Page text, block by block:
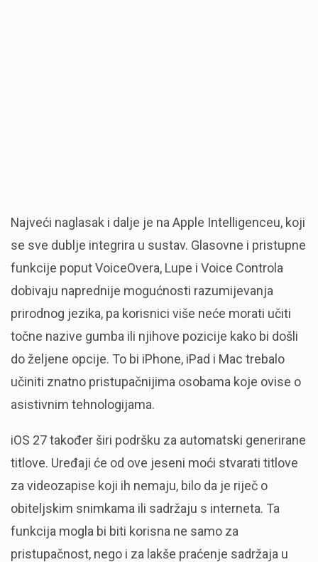
Najveći naglasak i dalje je na Apple Intelligenceu, koji
se sve dublje integrira u sustav. Glasovne i pristupne
funkcije poput VoiceOvera, Lupe i Voice Controla
dobivaju naprednije mogućnosti razumijevanja
prirodnog jezika, pa korisnici više neće morati učiti
točne nazive gumba ili njihove pozicije kako bi došli
do željene opcije. To bi iPhone, iPad i Mac trebalo
učiniti znatno pristupačnijima osobama koje ovise o
asistivnim tehnologijama.
iOS 27 također širi podršku za automatski generirane
titlove. Uređaji će od ove jeseni moći stvarati titlove
za videozapise koji ih nemaju, bilo da je riječ o
obiteljskim snimkama ili sadržaju s interneta. Ta
funkcija mogla bi biti korisna ne samo za
pristupačnost, nego i za lakše praćenje sadržaja u